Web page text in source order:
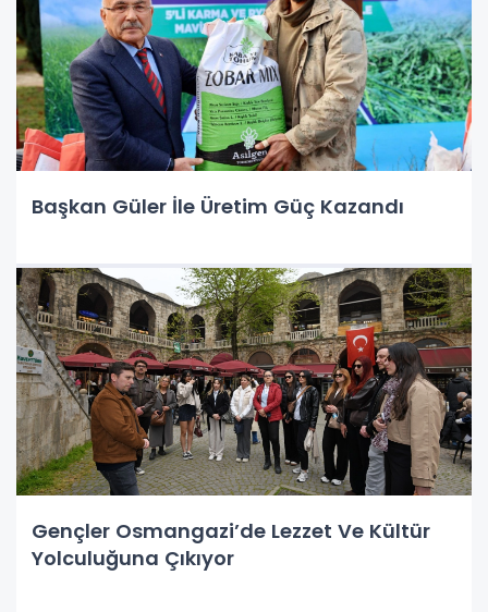
Başkan Güler İle Üretim Güç Kazandı
Gençler Osmangazi’de Lezzet Ve Kültür
Yolculuğuna Çıkıyor